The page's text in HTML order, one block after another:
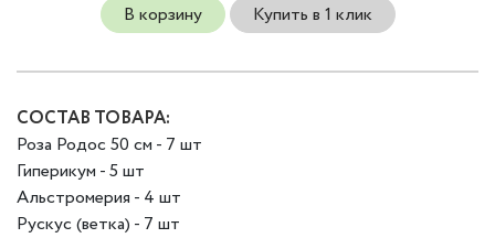
В корзину Купить в 1 клик
СОСТАВ ТОВАРА:
Роза Родос 50 см - 7 шт
Гиперикум - 5 шт
Альстромерия - 4 шт
Рускус (ветка) - 7 шт